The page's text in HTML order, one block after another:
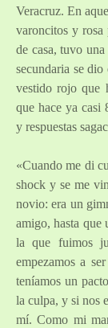
Veracruz. En
varoncitos y rosa
de casa, tuvo
secundaria se
vestido rojo que
que hace ya casi
y respuestas
«Cuando me di
shock y se me
novio: era un
amigo, hasta que
la que fuimos
empezamos a
teníamos un
la culpa, y si nos
mí. Como mi